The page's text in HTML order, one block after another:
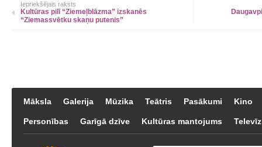
Iepriekšējais raksts
Kultūras pilī “Ziemeļblāzma” izskanēs
“Ziemassvētku skaņu putenis”
Māksla Galerija Mūzika Teātris Pasākumi Kino
Personības Garīgā dzīve Kultūras mantojums